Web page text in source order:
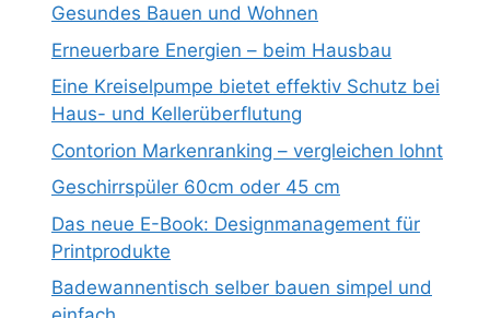
Gesundes Bauen und Wohnen
Erneuerbare Energien – beim Hausbau
Eine Kreiselpumpe bietet effektiv Schutz bei
Haus- und Kellerüberflutung
Contorion Markenranking – vergleichen lohnt
Geschirrspüler 60cm oder 45 cm
Das neue E-Book: Designmanagement für
Printprodukte
Badewannentisch selber bauen simpel und